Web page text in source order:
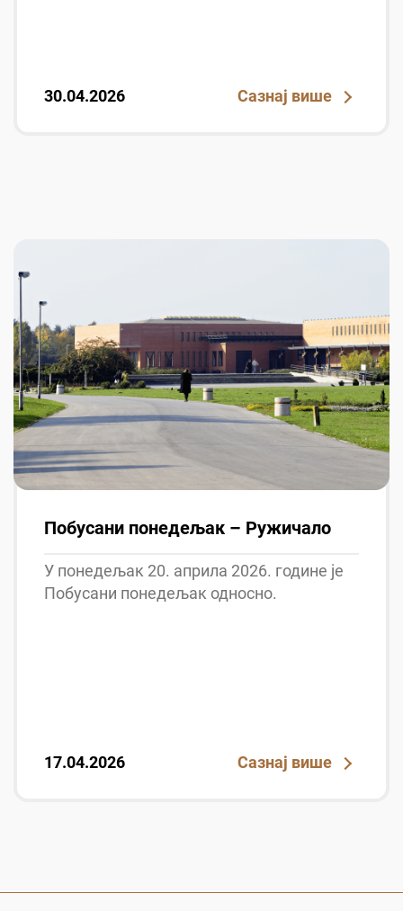
30.04.2026 Сазнај више
Побусани понедељак – Ружичало
У понедељак 20. априла 2026. године је
Побусани понедељак односно.
17.04.2026 Сазнај више